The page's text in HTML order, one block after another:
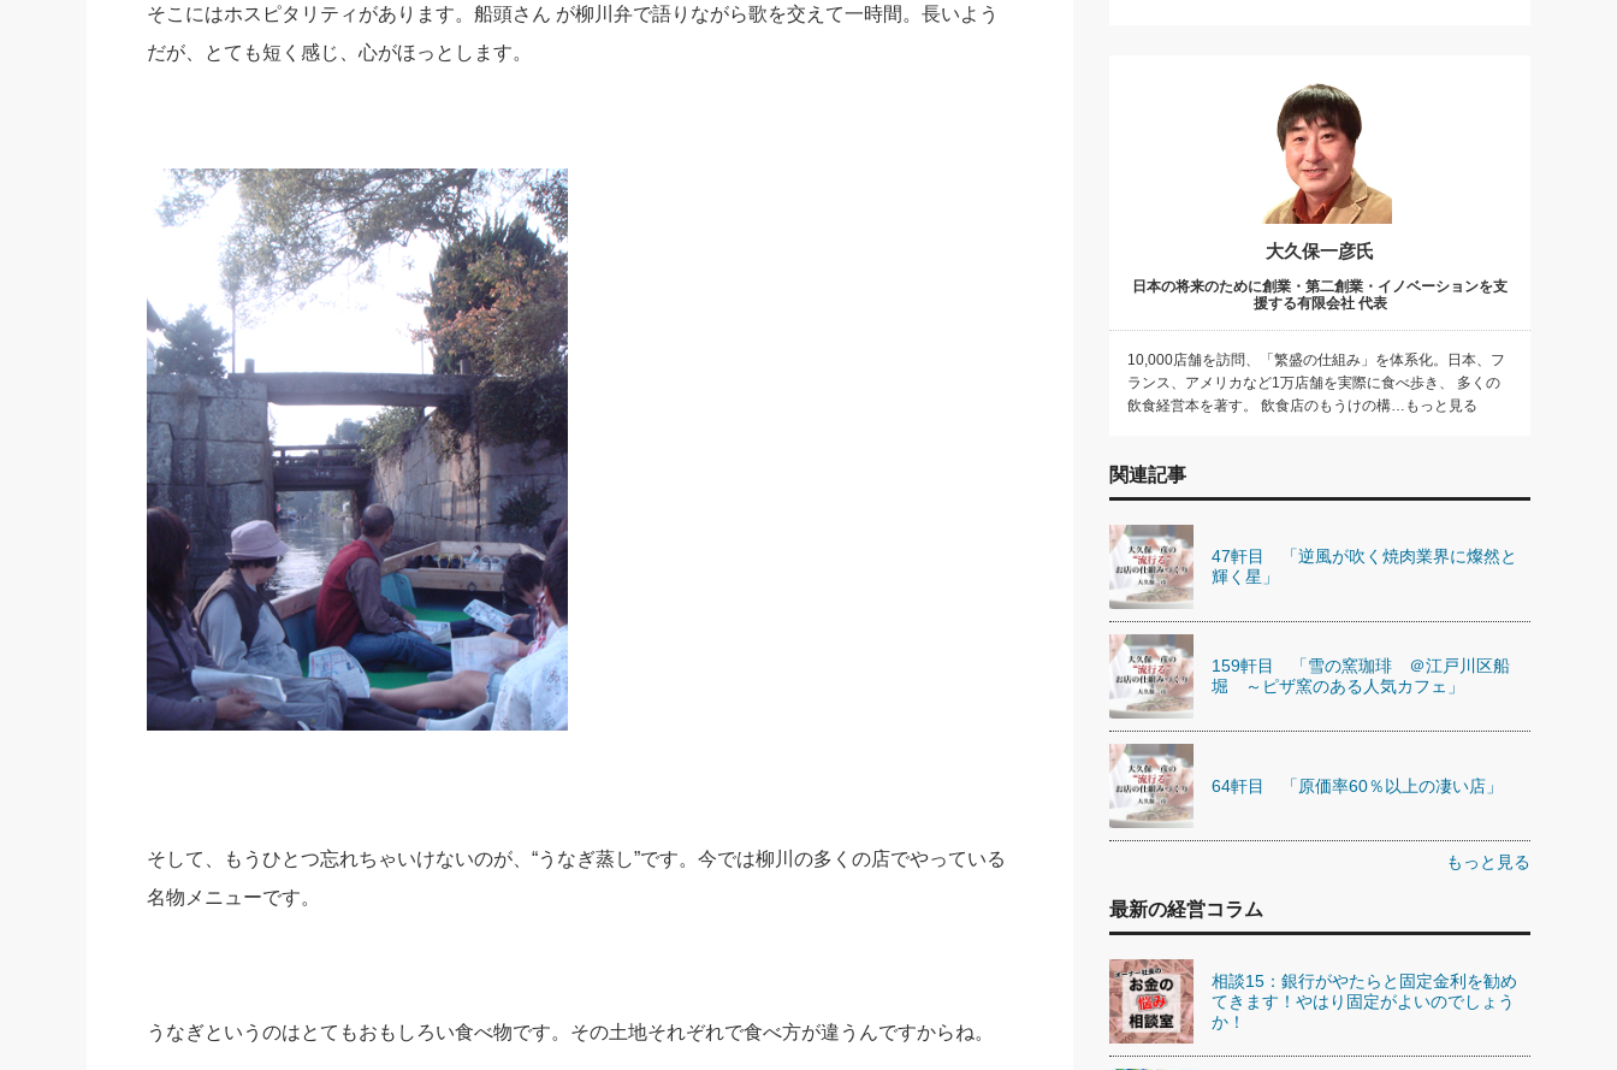
そこにはホスピタリティがあります。船頭さん が柳川弁で語りながら歌を交えて一時間。長いよう
だが、とても短く感じ、心がほっとします。
そして、もうひとつ忘れちゃいけないのが、“うなぎ蒸し”です。今では柳川の多くの店でやっている
名物メニューです。
うなぎというのはとてもおもしろい食べ物です。その土地それぞれで食べ方が違うんですからね。
大久保一彦氏
日本の将来のために創業・第二創業・イノベーションを支
援する有限会社 代表
10,000店舗を訪問、「繁盛の仕組み」を体系化。日本、フ
ランス、アメリカなど1万店舗を実際に食べ歩き、 多くの
飲食経営本を著す。 飲食店のもうけの構…もっと見る
関連記事
47軒目 「逆風が吹く焼肉業界に燦然と
輝く星」
159軒目 「雪の窯珈琲 ＠江戸川区船
堀 ～ピザ窯のある人気カフェ」
64軒目 「原価率60％以上の凄い店」
もっと見る
最新の経営コラム
相談15：銀行がやたらと固定金利を勧め
てきます！やはり固定がよいのでしょう
か！